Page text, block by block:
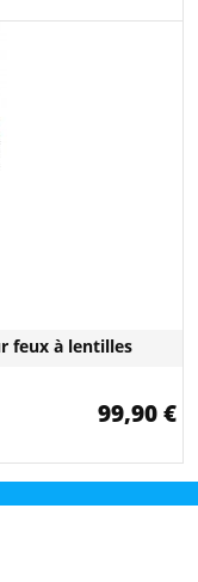
feux à lentilles
99,90 €